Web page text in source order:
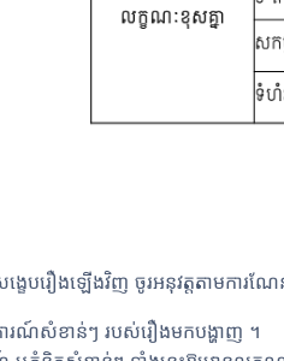
ខេបរឿងឡើងវិញ ចូរអនុវត្តតាមការ
ារណ៍សំខាន់ៗ របស់រឿងមកបង្ហាញ ។